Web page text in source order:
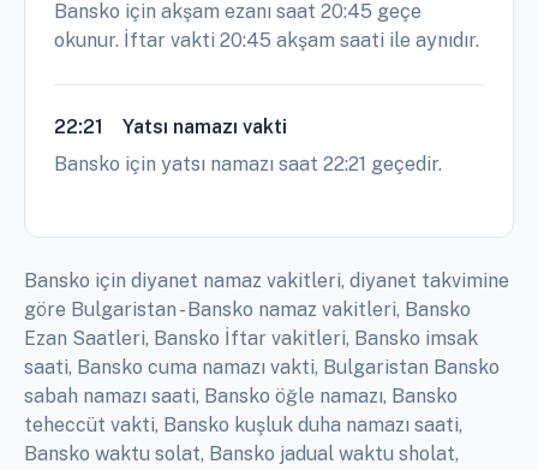
Bansko için akşam ezanı saat 20:45 geçe
okunur. İftar vakti 20:45 akşam saati ile aynıdır.
22:21
Yatsı namazı vakti
Bansko için yatsı namazı saat 22:21 geçedir.
Bansko için diyanet namaz vakitleri, diyanet takvimine
göre Bulgaristan - Bansko namaz vakitleri, Bansko
Ezan Saatleri, Bansko İftar vakitleri, Bansko imsak
saati, Bansko cuma namazı vakti, Bulgaristan Bansko
sabah namazı saati, Bansko öğle namazı, Bansko
teheccüt vakti, Bansko kuşluk duha namazı saati,
Bansko waktu solat, Bansko jadual waktu sholat,